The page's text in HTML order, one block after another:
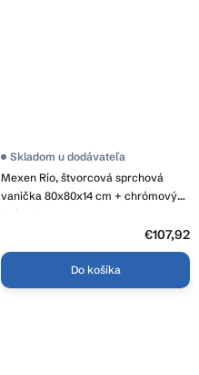
Mexen Rio, štvorcová sprchová
vanička 80x80x14 cm + chrómový
sifón, biela, 45108080
Priemerné
produktu
je
Skladom u dodávateľa
€107,92
Do košíka